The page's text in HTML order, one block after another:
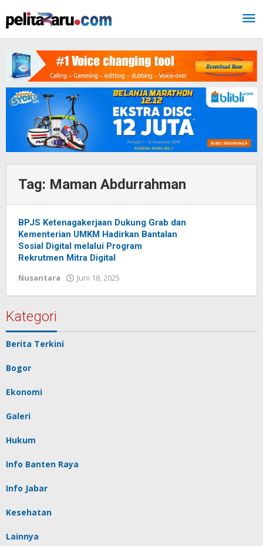
ke
konten
Tag: Maman Abdurrahman
BPJS Ketenagakerjaan Dukung Grab dan
Kementerian UMKM Hadirkan Bantalan
Sosial Digital melalui Program
Rekrutmen Mitra Digital
Nusantara
Juni 18, 2025
Kategori
Berita Terkini
Bogor
Ekonomi
Galeri
Hukum
Info Banten Raya
Info Jabar
Kesehatan
Lainnya